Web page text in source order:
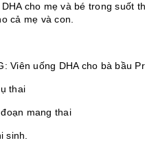
cho mẹ và bé trong suốt
cả mẹ và con.
Viên uống DHA cho bà bầu
thai
mang thai
sinh.